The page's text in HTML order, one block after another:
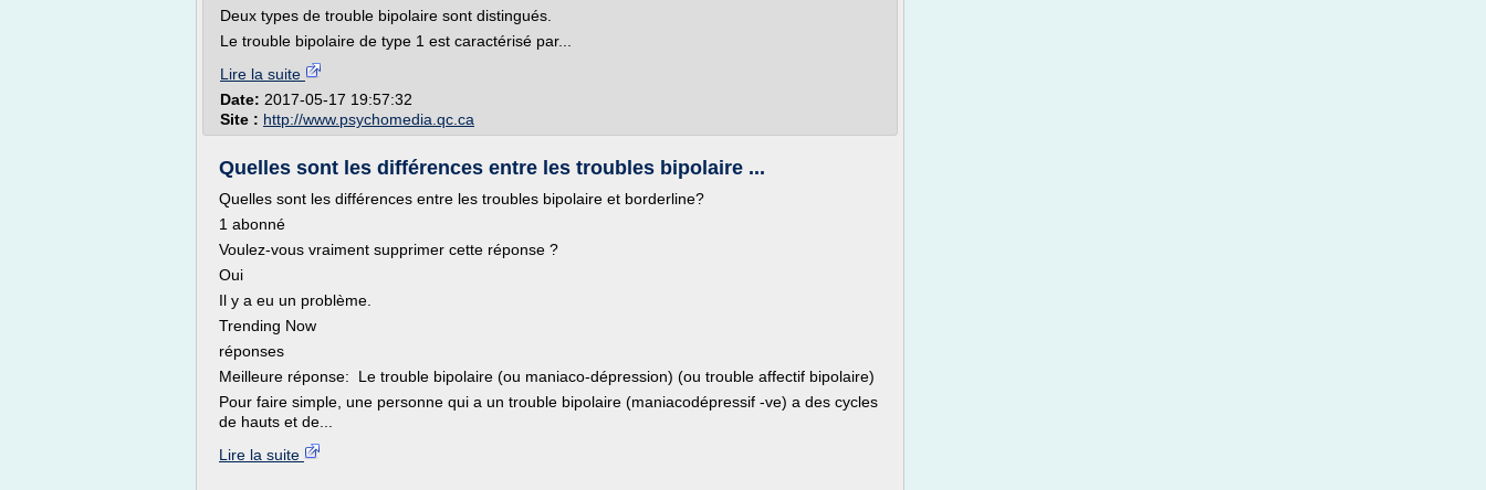
Deux types de trouble bipolaire sont distingués.
Le trouble bipolaire de type 1 est caractérisé par...
Lire la suite
Date: 2017-05-17 19:57:32
Site : http://www.psychomedia.qc.ca
Quelles sont les différences entre les troubles bipolaire ...
Quelles sont les différences entre les troubles bipolaire et borderline?
1 abonné
Voulez-vous vraiment supprimer cette réponse ?
Oui
Il y a eu un problème.
Trending Now
réponses
Meilleure réponse: Le trouble bipolaire (ou maniaco-dépression) (ou trouble affectif bipolaire)
Pour faire simple, une personne qui a un trouble bipolaire (maniacodépressif -ve) a des cycles
de hauts et de...
Lire la suite